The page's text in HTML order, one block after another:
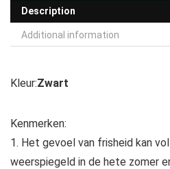
Description
Additional information
Kleur:Zwart
Kenmerken:
1. Het gevoel van frisheid kan
weerspiegeld in de hete zomer